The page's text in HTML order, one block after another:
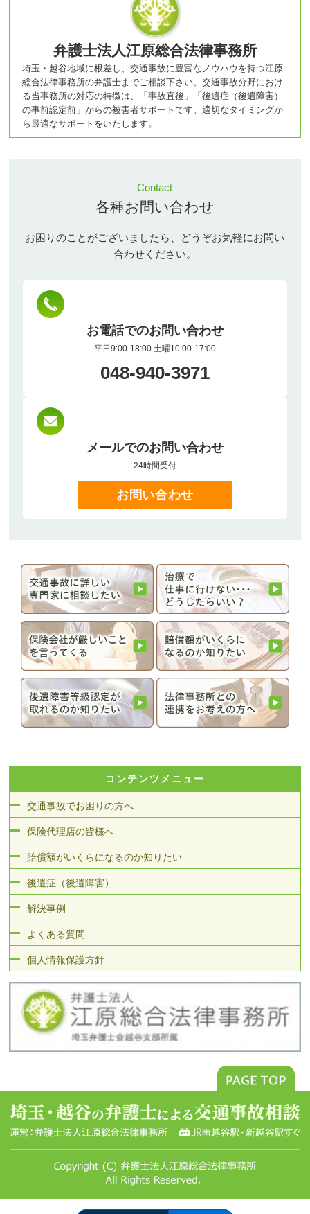
弁護士法人江原総合法律事務所
埼玉・越谷地域に根差し、交通事故に豊富なノウハウを持つ江原
総合法律事務所の弁護士までご相談下さい。交通事故分野におけ
る当事務所の対応の特徴は、「事故直後」「後遺症（後遺障害）
の事前認定前」からの被害者サポートです。適切なタイミングか
ら最適なサポートをいたします。
Contact
各種お問い合わせ
お困りのことがございましたら、どうぞお気軽にお問い
合わせください。
お電話でのお問い合わせ
平日9:00-18:00 土曜10:00-17:00
048-940-3971
メールでのお問い合わせ
24時間受付
お問い合わせ
コンテンツメニュー
交通事故でお困りの方へ
保険代理店の皆様へ
賠償額がいくらになるのか知りたい
後遺症（後遺障害）
解決事例
よくある質問
個人情報保護方針